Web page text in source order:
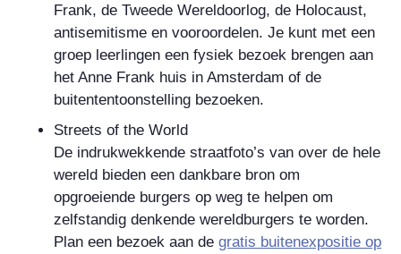
Frank, de Tweede Wereldoorlog, de Holocaust,
antisemitisme en vooroordelen. Je kunt met een
groep leerlingen een fysiek bezoek brengen aan
het Anne Frank huis in Amsterdam of de
buitententoonstelling bezoeken.
Streets of the World
De indrukwekkende straatfoto’s van over de hele
wereld bieden een dankbare bron om
opgroeiende burgers op weg te helpen om
zelfstandig denkende wereldburgers te worden.
Plan een bezoek aan de gratis buitenexpositie op